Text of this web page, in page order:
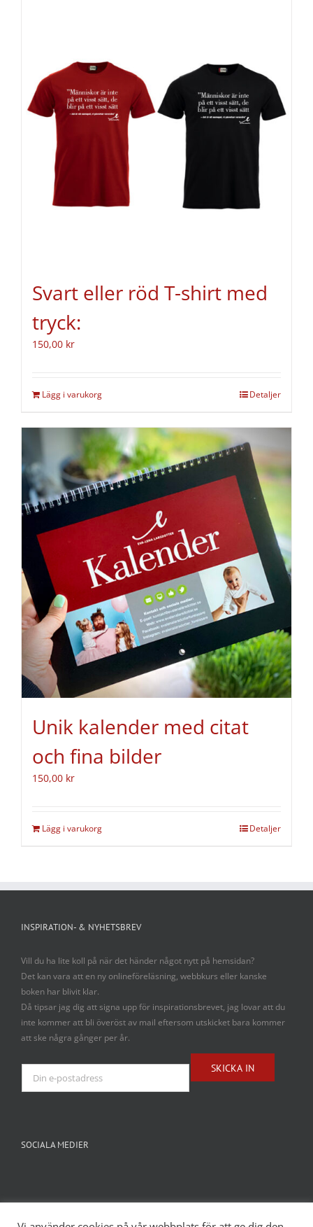
Svart eller röd T-shirt med
tryck:
150,00 kr
Lägg i varukorg Detaljer
Unik kalender med citat
och fina bilder
150,00 kr
Lägg i varukorg Detaljer
INSPIRATION- & NYHETSBREV
Vill du ha lite koll på när det händer något nytt på hemsidan?
Det kan vara att en ny onlineföreläsning, webbkurs eller kanske
boken har blivit klar.
Då tipsar jag dig att signa upp för inspirationsbrevet, jag lovar att du
inte kommer att bli överöst av mail eftersom utskicket bara kommer
att ske några gånger per år.
SOCIALA MEDIER